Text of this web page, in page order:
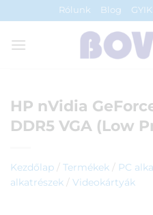
to
content
Rólunk Blog GYIK
HP nVidia
DDR5 VGA (Low
Kezdőlap / Termékek / PC
alkatrészek / Videokártyák